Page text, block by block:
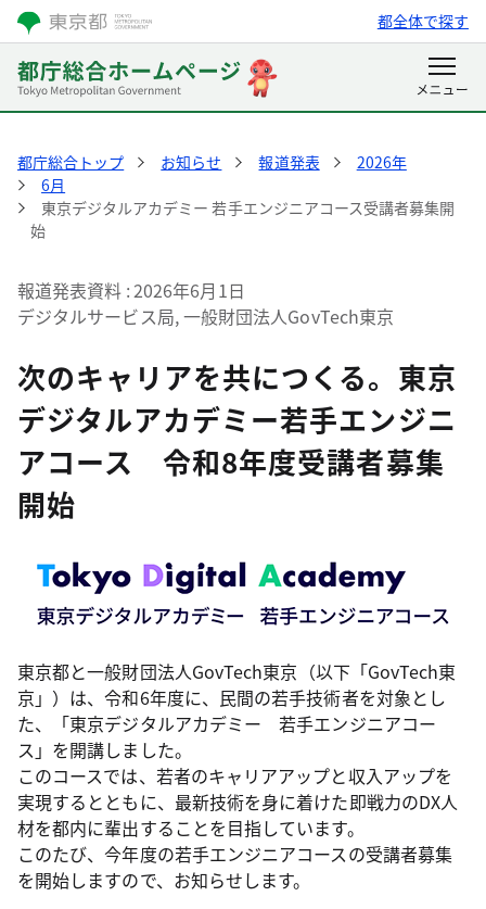
都全体で探す
都庁総合トップ お知らせ 報道発表
2026年
6月
東京デジタルアカデミー 若手エンジニアコース受講者募集開
始
報道発表資料 2026年6月1日
デジタルサービス局, 一般財団法人GovTech東京
次のキャリアを共につくる。東京
デジタルアカデミー若手エンジニ
アコース 令和8年度受講者募集
開始
東京都と一般財団法人GovTech東京（以下「GovTech東
京」）は、令和6年度に、民間の若手技術者を対象とし
た、「東京デジタルアカデミー 若手エンジニアコー
ス」を開講しました。
このコースでは、若者のキャリアアップと収入アップを
実現するとともに、最新技術を身に着けた即戦力のDX人
材を都内に輩出することを目指しています。
このたび、今年度の若手エンジニアコースの受講者募集
を開始しますので、お知らせします。